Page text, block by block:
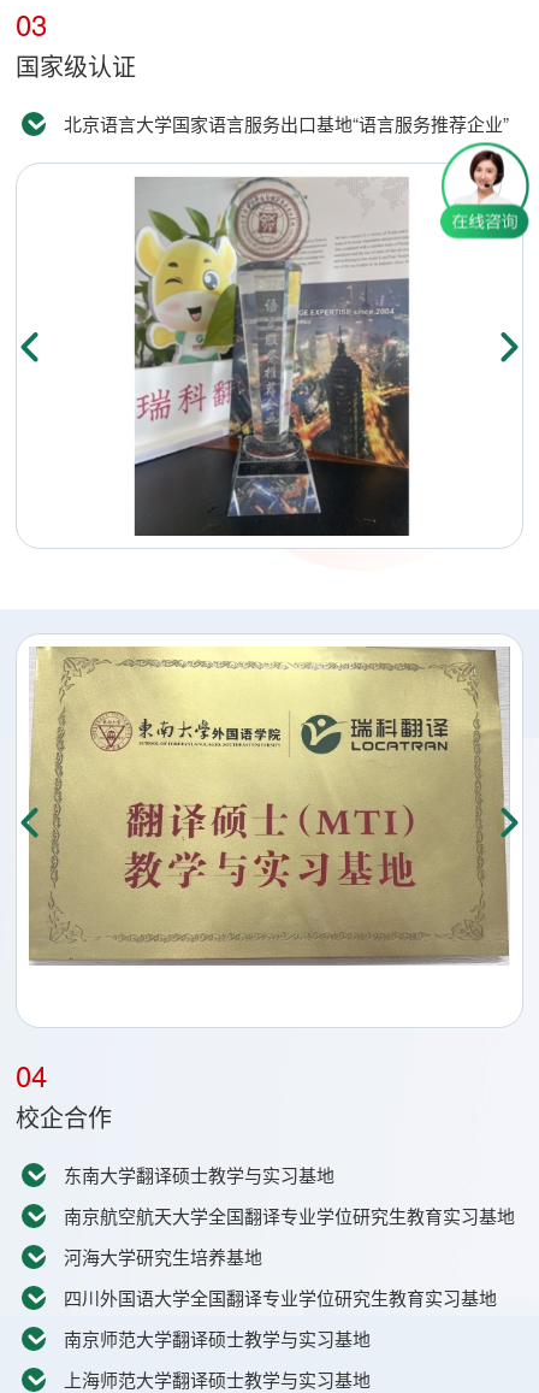
03
国家级认证
北京语言大学国家语言服务出口基地“语言服务推荐企业”
04
校企合作
东南大学翻译硕士教学与实习基地
南京航空航天大学全国翻译专业学位研究生教育实习基地
河海大学研究生培养基地
四川外国语大学全国翻译专业学位研究生教育实习基地
南京师范大学翻译硕士教学与实习基地
上海师范大学翻译硕士教学与实习基地